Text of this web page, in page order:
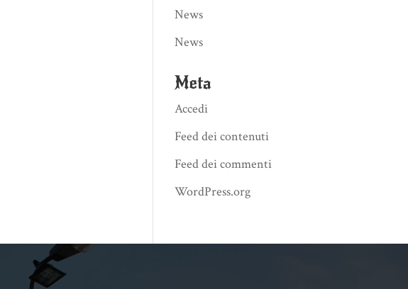
News
News
Meta
Accedi
Feed dei contenuti
Feed dei commenti
WordPress.org